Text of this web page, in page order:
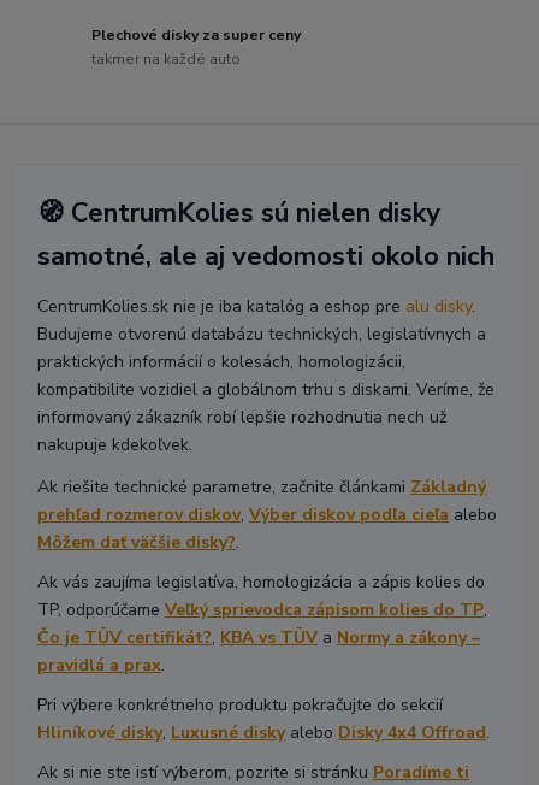
Plechové disky za super ceny
takmer na každé auto
🧭 CentrumKolies sú nielen disky
samotné, ale aj vedomosti okolo nich
CentrumKolies.sk nie je iba katalóg a eshop pre alu disky.
Budujeme otvorenú databázu technických, legislatívnych a
praktických informácií o kolesách, homologizácii,
kompatibilite vozidiel a globálnom trhu s diskami. Veríme, že
informovaný zákazník robí lepšie rozhodnutia nech už
nakupuje kdekoľvek.
Ak riešite technické parametre, začnite článkami Základný
prehľad rozmerov diskov,Výber diskov podľa cieľa alebo
Môžem dať väčšie disky?.
Ak vás zaujíma legislatíva, homologizácia a zápis kolies do
TP, odporúčameVeľký sprievodca zápisom kolies do TP,
Čo je TÜV certifikát?, KBA vs TÜV a Normy a zákony –
pravidlá a prax.
Pri výbere konkrétneho produktu pokračujte do sekcií
Hliníkové disky, Luxusné diskyalebo Disky 4x4 Offroad.
Ak si nie ste istí výberom, pozrite si stránku Poradíme ti